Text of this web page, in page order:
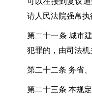
请人民法院强帛执
第二十一条 城市
犯罪的，由司法
第二十二条 务省
第二十三条 本规